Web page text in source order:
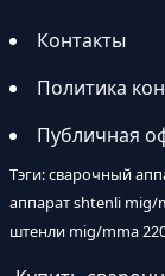
Контакты
Политика
Публичная
Тэги: сварочный
аппарат shtenli mig/
штенли mig/mma